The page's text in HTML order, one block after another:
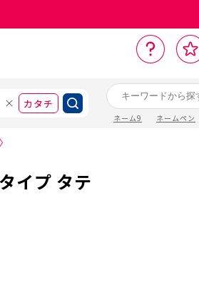
カタチ
ネーム9 ネームペン
サ
ポ
ト
ー お
気
に
入
り
イプ タテ